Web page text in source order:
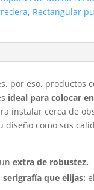
, Rectangular
por eso, productos
ideal para colocar
instalar cerca de
como sus
unextra de robustez.
serigrafía que elijas: